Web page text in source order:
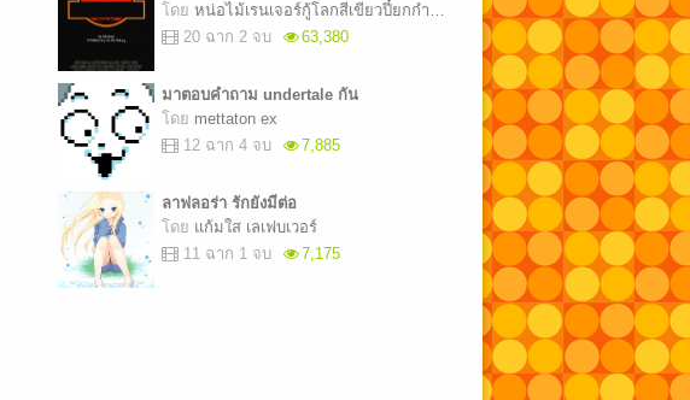
โดย หน่อไม้เรนเจอร์กู้โลกสีเขียวปี๋ยกกำลังแปดสิบสี่
20 ฉาก 2 จบ
63,380
มาตอบคำถาม undertale กัน
โดย mettaton ex
12 ฉาก 4 จบ
7,885
ลาฟลอร่า รักยังมีต่อ
โดย แก้มใส เลเฟบเวอร์
11 ฉาก 1 จบ
7,175